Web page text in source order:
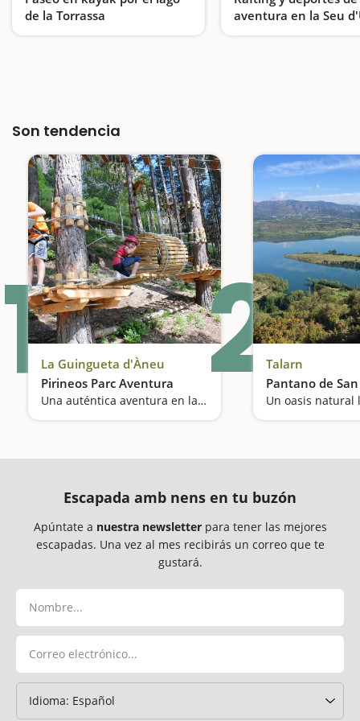
de la Torrassa
Remos en aguas tranquilas en pleno Pirineo
aventura en la Seu
Aventuras para toda
Son tendencia
1 La Guingueta d'Àneu
Pirineos Parc Aventura
Una auténtica aventura en la alta montaña2Talarn
Pantano de
Escapada amb nens en tu buzón
Apúntate a nuestra newsletterpara tener las mejores
escapadas. Una vez al mes recibirás un correo que te
gustará.